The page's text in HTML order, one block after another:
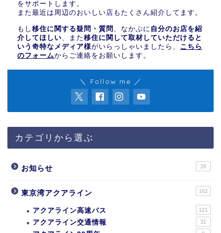
をサポートします。
また最近は周辺のおいしい店もたくさん紹介してます。
もし 移住に関する疑問・質問 、なかぶに 自分のお店を紹
介してほしい、また移住に関して取材していただけると
いう奇特なメディア様がいらっしゃいましたら、 こちら
のフォームからご連絡をお願いします。
＼ Follow me ／
カテゴリから選ぶ
お知らせ 26
東京湾アクアライン 162
アクアライン高速バス 121
アクアライン交通情報 31